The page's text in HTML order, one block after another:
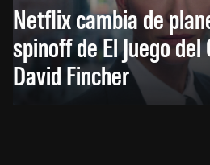
Netflix cambia de
spinoff de El Juego del
David Fincher